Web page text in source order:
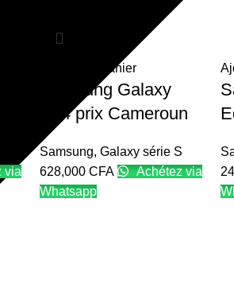
via
Ajouter au panier
Samsung Galaxy
S24 prix Cameroun
Samsung, Galaxy série S
628,000 CFA
Achétez via
Whatsapp